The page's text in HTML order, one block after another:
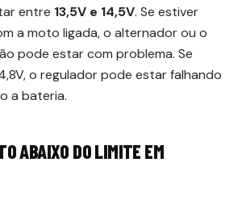
entre 13,5V e 14,5V. Se estiver
a moto ligada, o alternador ou o
pode estar com problema. Se
o regulador pode estar falhando
a bateria.
ABAIXO DO LIMITE EM